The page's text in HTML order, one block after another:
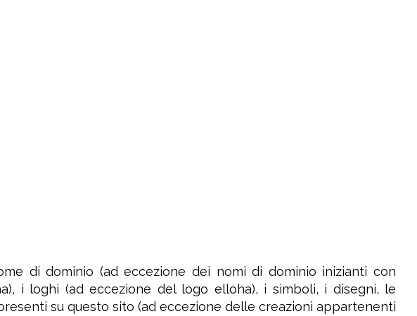
di dominio (ad eccezione dei nomi di dominio inizianti con
i loghi (ad eccezione del logo elloha), i simboli, i disegni, le
su questo sito (ad eccezione delle creazioni appartenenti